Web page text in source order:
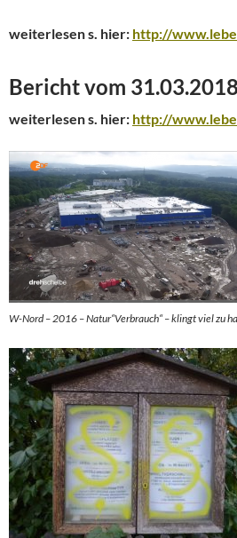
weiterlesen s. hier: http://
Bericht vom
weiterlesen s. hier: http://
W-Nord – 2016 – Natur“Verbrauch“ – klingt viel zu